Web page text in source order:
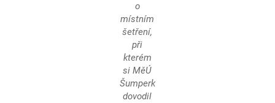
o
místním
šetření,
při
kterém
si MěÚ
Šumperk
dovodil